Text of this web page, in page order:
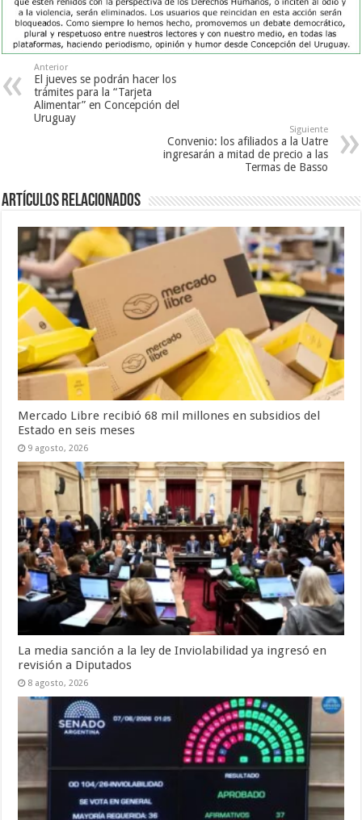
Anterior
El jueves se podrán hacer los
trámites para la “Tarjeta
Alimentar” en Concepción del
Uruguay
Siguiente
Convenio: los afiliados a la Uatre
ingresarán a mitad de precio a las
Termas de Basso
Artículos Relacionados
Mercado Libre recibió 68 mil millones en subsidios del
Estado en seis meses
9 agosto, 2026
La media sanción a la ley de Inviolabilidad ya ingresó en
revisión a Diputados
8 agosto, 2026